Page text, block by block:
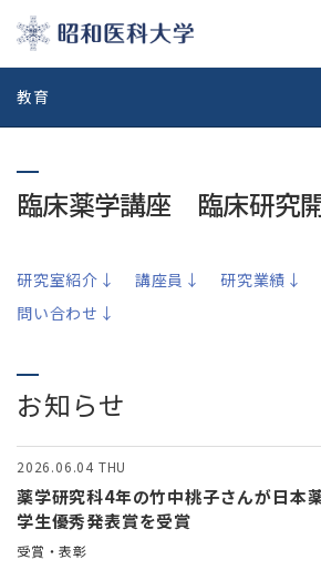
教育
臨床薬学講座 臨床研究
研究室紹介↓ 講座員↓ 研究業績↓
問い合わせ↓
お知らせ
2026.06.04 THU
薬学研究科4年の竹中桃子さんが日本
学生優秀発表賞を受賞
受賞・表彰